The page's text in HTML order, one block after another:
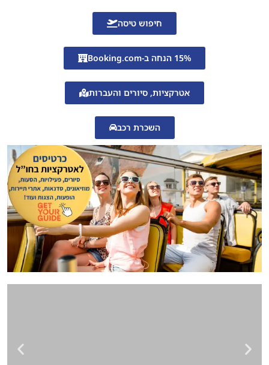
חיפוש טיסה
15% הנחה ב-Booking.com
אטרקציות, סיורים והעברות
השכרת רכב